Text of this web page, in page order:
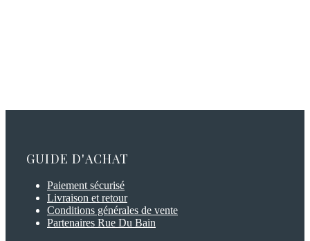
GUIDE D'ACHAT
Paiement sécurisé
Livraison et retour
Conditions générales de vente
Partenaires Rue Du Bain